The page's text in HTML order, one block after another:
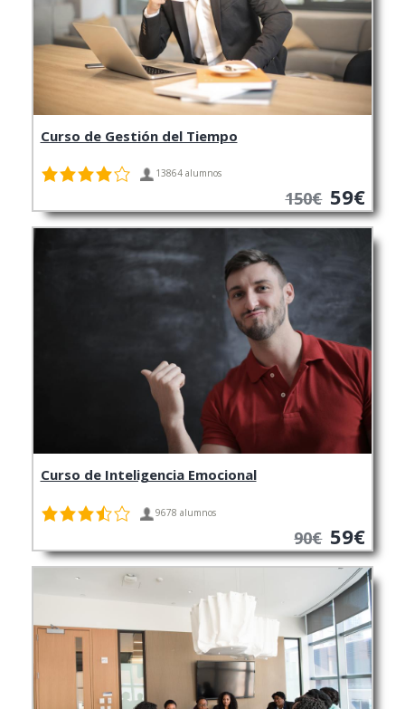
Curso de Gestión del Tiempo
13864 alumnos
150€ 59€
Curso de Inteligencia Emocional
9678 alumnos
90€ 59€